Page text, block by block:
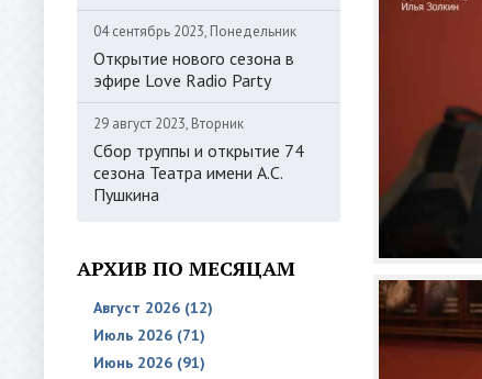
04 сентябрь 2023, Понедельник
Открытие нового сезона в
эфире Love Radio Party
29 август 2023, Вторник
Сбор труппы и открытие 74
сезона Театра имени А.С.
Пушкина
АРХИВ ПО МЕСЯЦАМ
Август 2026 (12)
Июль 2026 (71)
Июнь 2026 (91)